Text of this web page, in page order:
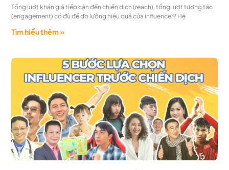
Tổng lượt khán giả tiếp cận đến chiến dịch (reach), tổng lượt tương tác
(engagement) có đủ để đo lường hiệu quả của influencer? Hệ
Tìm hiểu thêm »